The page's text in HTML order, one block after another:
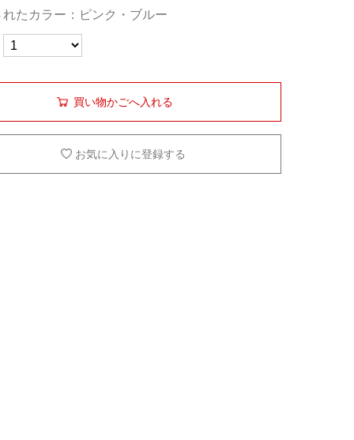
れたカラー：ピンク・ブルー
買い物かごへ入れる
お気に入りに登録する